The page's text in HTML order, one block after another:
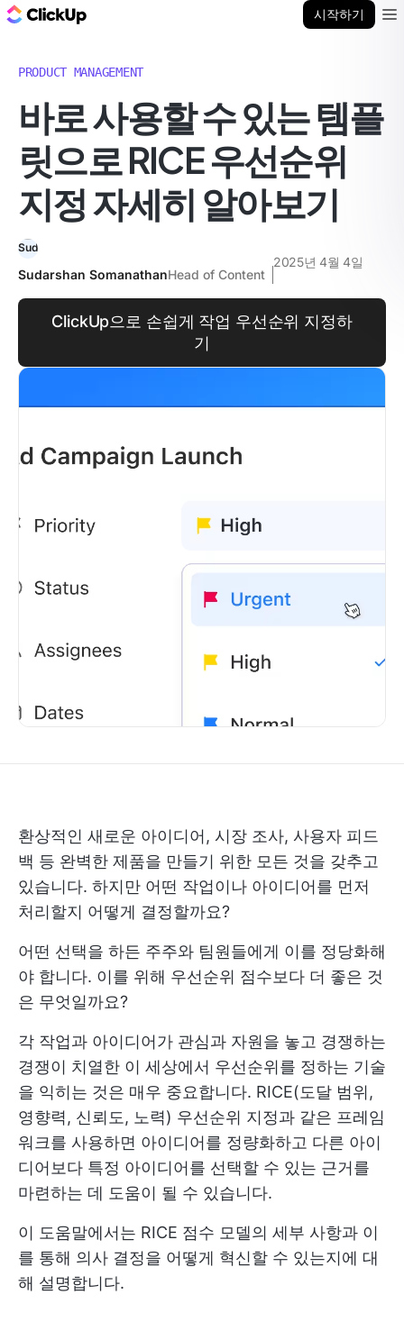
시작하기
PRODUCT MANAGEMENT
바로 사용할 수 있는 템플
릿으로 RICE 우선순위
지정 자세히 알아보기
Sudarshan SomanathanHead of Content
2025년 4월 4일
ClickUp으로 손쉽게 작업 우선순위 지정하
기
환상적인 새로운 아이디어, 시장 조사, 사용자 피드
백 등 완벽한 제품을 만들기 위한 모든 것을 갖추고
있습니다. 하지만 어떤 작업이나 아이디어를 먼저
처리할지 어떻게 결정할까요?
어떤 선택을 하든 주주와 팀원들에게 이를 정당화해
야 합니다. 이를 위해 우선순위 점수보다 더 좋은 것
은 무엇일까요?
각 작업과 아이디어가 관심과 자원을 놓고 경쟁하는
경쟁이 치열한 이 세상에서 우선순위를 정하는 기술
을 익히는 것은 매우 중요합니다. RICE(도달 범위,
영향력, 신뢰도, 노력) 우선순위 지정과 같은 프레임
워크를 사용하면 아이디어를 정량화하고 다른 아이
디어보다 특정 아이디어를 선택할 수 있는 근거를
마련하는 데 도움이 될 수 있습니다.
이 도움말에서는 RICE 점수 모델의 세부 사항과 이
를 통해 의사 결정을 어떻게 혁신할 수 있는지에 대
해 설명합니다.